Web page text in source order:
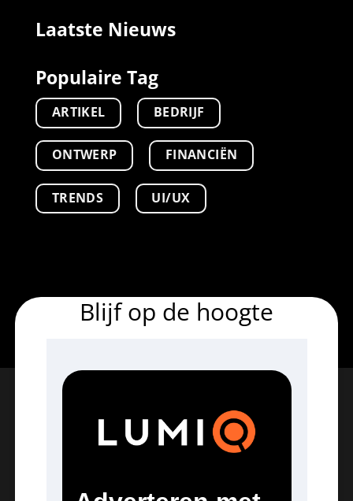
Laatste Nieuws
Populaire Tag
ARTIKEL BEDRIJF
ONTWERP FINANCIËN
TRENDS UI/UX
Blijf op de hoogte